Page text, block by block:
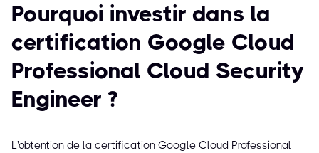
Pourquoi investir dans la
certification Google Cloud
Professional Cloud Security
Engineer ?
L'obtention de la certification Google Cloud Professional